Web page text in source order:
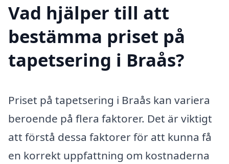
Vad hjälper till att
bestämma priset på
tapetsering i Braås?
Priset på tapetsering i Braås kan variera
beroende på flera faktorer. Det är viktigt
att förstå dessa faktorer för att kunna få
en korrekt uppfattning om kostnaderna